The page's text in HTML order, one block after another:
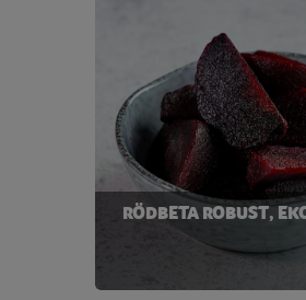
Niacin
Protein
Riboflavin
Tiamin
RÖDBETA ROBUST,